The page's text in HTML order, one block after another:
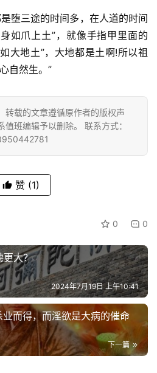
堕三途的时间多，在人道的时间
如爪上土”，就像手指甲里面的
大地土”，大地都是土啊!所以祖
自然生。”
转载的文章遵循原作者的版权声
班编辑予以删除。 联系方式：
赞 (1)
0 0
更大?
2024年7月19日 上午10:41
而得，而淫欲是大病的催命
下一篇